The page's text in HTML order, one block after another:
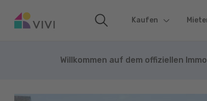
Kaufen (current)
Willkommen auf dem offiziellen